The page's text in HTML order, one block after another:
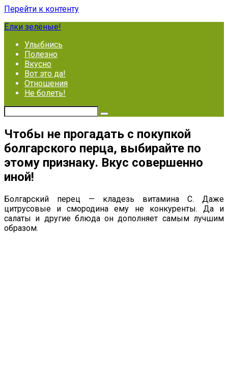
Перейти к контенту
Ёлки зелёные!
Улыбнись
Полезно
Вкусно
Вот это да!
Отношения
Не болеть!
Чтобы не прогадать с покупкой
болгарского перца, выбирайте по
этому признаку. Вкус совершенно
иной!
Болгарский перец — кладезь витамина С. Даже
цитрусовые и смородина ему не конкуренты. Да и
салаты и другие блюда он дополняет самым лучшим
образом.